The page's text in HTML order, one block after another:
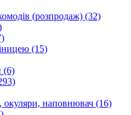
(розпродаж) (32)
(15)
(6)
окуляри, наповнювач (16)